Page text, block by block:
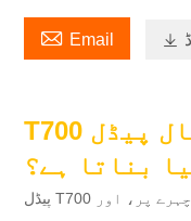
 Email 
T700 کاربن فائبر اچار بال پیڈل
بناتا ہے؟
پیڈل T700 پری پریگ کاربن فائبر سے بنا ہے، چہرے پر، اور